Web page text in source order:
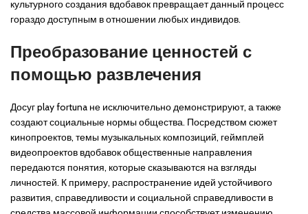
культурного создания вдобавок превращает данный процесс
гораздо доступным в отношении любых индивидов.
Преобразование ценностей с
помощью развлечения
Досуг play fortuna не исключительно демонстрируют, а также
создают социальные нормы общества. Посредством сюжет
кинопроектов, темы музыкальных композиций, геймплей
видеопроектов вдобавок общественные направления
передаются понятия, которые сказываются на взгляды
личностей. К примеру, распространение идей устойчивого
развития, справедливости и социальной справедливости в